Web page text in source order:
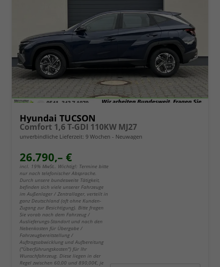
Hyundai TUCSON
Comfort 1,6 T-GDI 110KW MJ27
unverbindliche Lieferzeit: 9 Wochen Neuwagen
26.790,– €
incl. 19% MwSt.. Wichtig!: Termine bitte
nur nach telefonischer Absprache.
Durch unsere bundesweite Tätigkeit,
befinden sich viele unserer Fahrzeuge
im Außenlager / Zentrallager, verteilt in
ganz Deutschland (oft ohne Kunden-
Zugang zur Besichtigung). Bitte fragen
Sie vorab nach dem Fahrzeug /
Auslieferungs-Standort und nach den
Nebenkosten für Übergabe /
Fahrzeugbereitstellung /
Auftragsabwicklung und Aufbereitung
("Überführungskosten") für Ihr
Wunschfahrzeug. Diese liegen in der
Regel zwischen 60,00 und 890,00€, je